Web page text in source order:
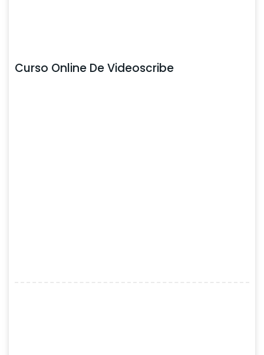
Curso Online De Videoscribe